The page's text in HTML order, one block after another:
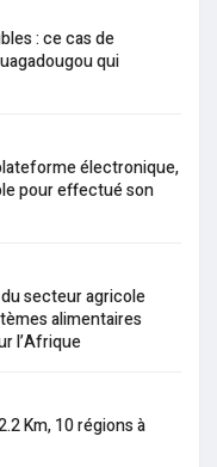
: ce cas de
qui
électronique,
pour effectué son
secteur agricole
alimentaires
l’Afrique
Km, 10 régions à